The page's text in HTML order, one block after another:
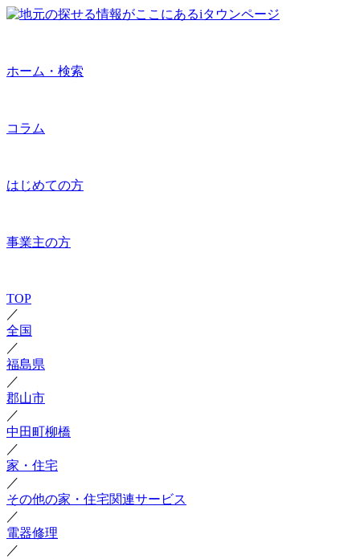
ホーム・検索
コラム
はじめての方
事業主の方
TOP
／
全国
／
福島県
／
郡山市
／
中田町柳橋
／
家・住宅
／
その他の家・住宅関連サービス
／
電器修理
／